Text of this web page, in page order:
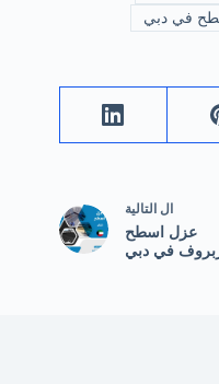
في دبي
ال التالية
عزل اسطح
في دبي